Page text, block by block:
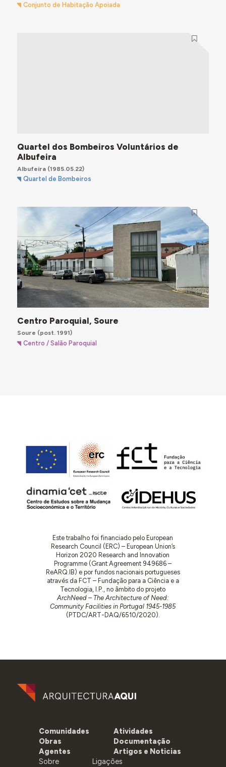
Conjunto de Habitação Apoiada
Quartel dos Bombeiros Voluntários de
Albufeira
Albufeira(1985.05.22)
Quartel de Bombeiros
Centro Paroquial, Soure
Soure (post. 1991)
Centro / Salão Paroquial
Este trabalho foi financiado pelo European
Research Council (ERC) – European Union’s
Horizon 2020 Research and Innovation
Programme (Grant Agreement 949686 –
ReARQ.IB) e por fundos nacionais portugueses
através da FCT – Fundação para a Ciência e a
Tecnologia, I.P., no âmbito do projeto
ArchNeed – The Architecture of Need:
Community Facilities in Portugal 1945-1985
(PTDC/ART-DAQ/6510/2020).
Comunidades
Obras
Agentes
Atividades
Documentação
Artigos e Noticias
Sobre
Ligações